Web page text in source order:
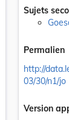
Sujets
Permalien
http://
03/30/n1/jo
Version